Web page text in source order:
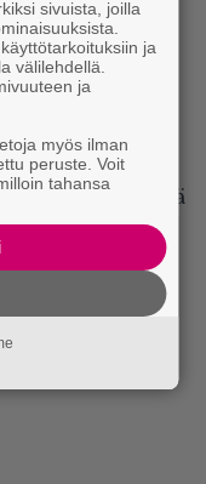
meni tunti ja
piano-outron, mitä
aika paljonkin
miehen
sivuista, joilla
ja
välilehdellä.
ja
myös ilman
peruste. Voit
tahansa